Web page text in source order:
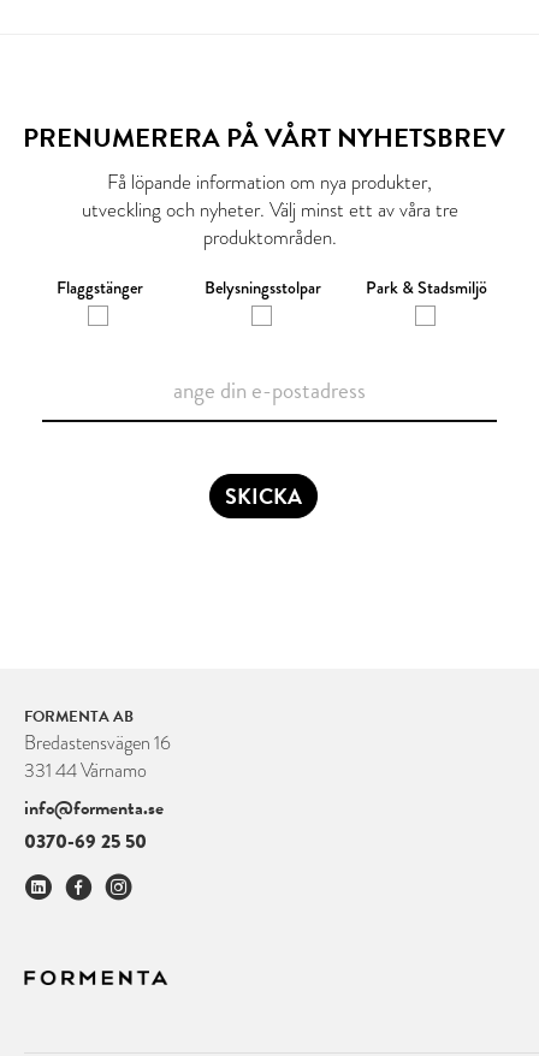
PRENUMERERA PÅ VÅRT NYHETSBREV
Få löpande information om nya produkter,
utveckling och nyheter. Välj minst ett av våra tre
produktområden.
Flaggstänger Belysningsstolpar Park & Stadsmiljö
SKICKA
FORMENTA AB
Bredastensvägen 16
331 44 Värnamo
info@formenta.se
0370-69 25 50